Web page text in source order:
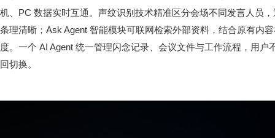
机、PC 数据实时互通。声纹识别技术精准区分会场不同发言人员
条理清晰；Ask Agent 智能模块可联网检索外部资料，结合原有内
度。一个 AI Agent 统一管理闪念记录、会议文件与工作流程，用户
回切换。